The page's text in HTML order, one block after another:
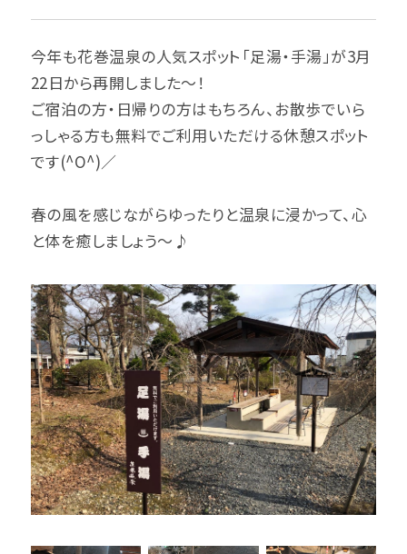
今年も花巻温泉の人気スポット「足湯・手湯」が3月
22日から再開しました～！
ご宿泊の方・日帰りの方はもちろん、お散歩でいら
っしゃる方も無料でご利用いただける休憩スポット
です(^O^)／
春の風を感じながらゆったりと温泉に浸かって、心
と体を癒しましょう～♪